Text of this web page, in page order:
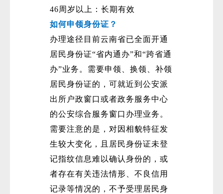
46周岁以上：长期有效
如何申领身份证？
办理途径目前云南省已全面开通
居民身份证“省内通办”和“跨省通
办”业务。需要申领、换领、补领
居民身份证的，可就近到公安派
出所户政窗口或者政务服务中心
的公安综合服务窗口办理业务。
需要注意的是，对因相貌特征发
生较大变化，且居民身份证未登
记指纹信息难以确认身份的，或
者存在有关违法情形、不良信用
记录等情况的，不予受理居民身